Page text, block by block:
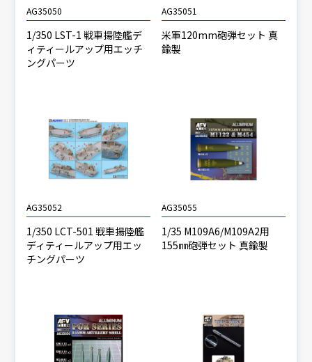
AG35050
1/350 LST-1 戦車揚陸艦デ
ィティールアップ用エッチ
ングパーツ
AG35051
米軍120mm砲弾セット 真
鍮製
AG35052
1/350 LCT-501 戦車揚陸艦
ディティールアップ用エッ
チングパーツ
AG35055
1/35 M109A6/M109A2用
155㎜砲弾セット 真鍮製